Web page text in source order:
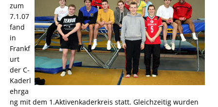
zum
7.1.07
fand
in
Frankf
urt
der C-
Kaderl
ehrga
ng mit dem 1.Aktivenkaderkreis statt. Gleichzeitig wurden